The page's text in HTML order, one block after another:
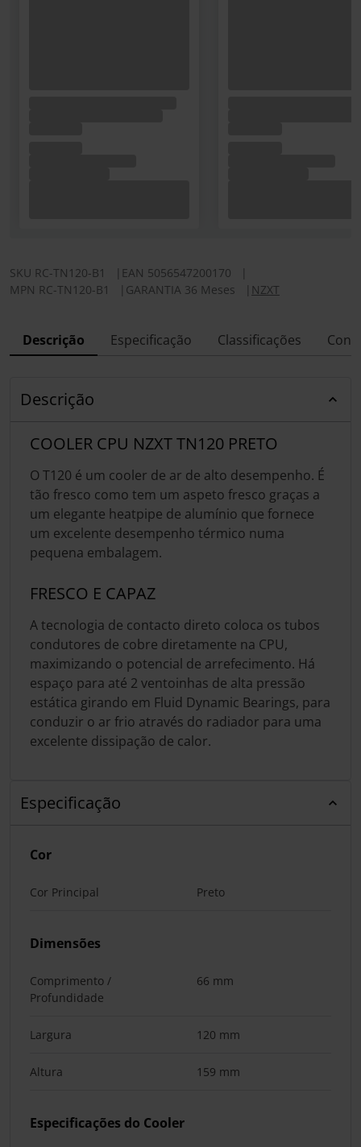
SKU RC-TN120-B1 EAN 5056547200170
MPN RC-TN120-B1 GARANTIA 36 Meses NZXT
Descrição Especificação Classificações
Descrição
COOLER CPU NZXT TN120 PRETO
O T120 é um cooler de ar de alto desempenho. É
tão fresco como tem um aspeto fresco graças a
um elegante heatpipe de alumínio que fornece
um excelente desempenho térmico numa
pequena embalagem.
FRESCO E CAPAZ
A tecnologia de contacto direto coloca os tubos
condutores de cobre diretamente na CPU,
maximizando o potencial de arrefecimento. Há
espaço para até 2 ventoinhas de alta pressão
estática girando em Fluid Dynamic Bearings, para
conduzir o ar frio através do radiador para uma
excelente dissipação de calor.
Especificação
Cor
Cor Principal Preto
Dimensões
Comprimento /
Profundidade
66 mm
Largura 120 mm
Altura 159 mm
Especificações do Cooler